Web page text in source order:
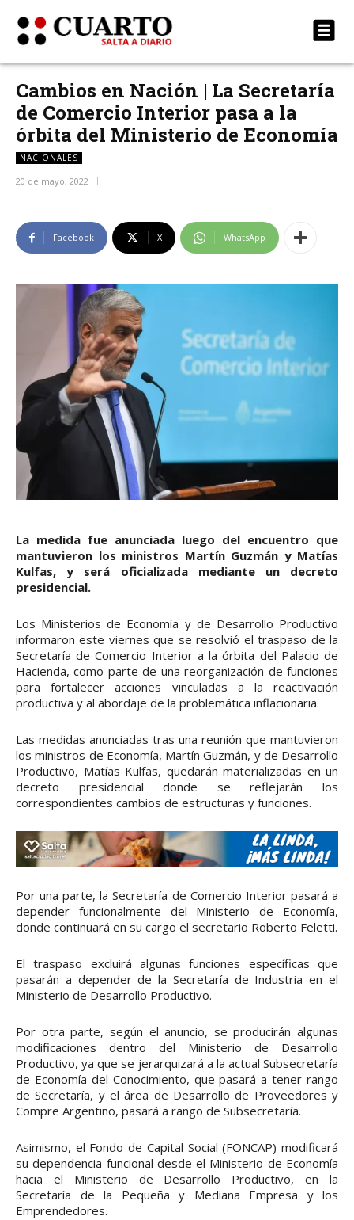
Cambios en Nación | La Secretaría
de Comercio Interior pasa a la
órbita del Ministerio de Economía
NACIONALES
20 de mayo, 2022
Facebook X WhatsApp
La medida fue anunciada luego del encuentro que
mantuvieron los ministros Martín Guzmán y Matías
Kulfas, y será oficializada mediante un decreto
presidencial.
Los Ministerios de Economía y de Desarrollo Productivo
informaron este viernes que se resolvió el traspaso de la
Secretaría de Comercio Interior a la órbita del Palacio de
Hacienda, como parte de una reorganización de funciones
para fortalecer acciones vinculadas a la reactivación
productiva y al abordaje de la problemática inflacionaria.
Las medidas anunciadas tras una reunión que mantuvieron
los ministros de Economía, Martín Guzmán, y de Desarrollo
Productivo, Matías Kulfas, quedarán materializadas en un
decreto presidencial donde se reflejarán los
correspondientes cambios de estructuras y funciones.
Por una parte, la Secretaría de Comercio Interior pasará a
depender funcionalmente del Ministerio de Economía,
donde continuará en su cargo el secretario Roberto Feletti.
El traspaso excluirá algunas funciones específicas que
pasarán a depender de la Secretaría de Industria en el
Ministerio de Desarrollo Productivo.
Por otra parte, según el anuncio, se producirán algunas
modificaciones dentro del Ministerio de Desarrollo
Productivo, ya que se jerarquizará a la actual Subsecretaría
de Economía del Conocimiento, que pasará a tener rango
de Secretaría, y el área de Desarrollo de Proveedores y
Compre Argentino, pasará a rango de Subsecretaría.
Asimismo, el Fondo de Capital Social (FONCAP) modificará
su dependencia funcional desde el Ministerio de Economía
hacia el Ministerio de Desarrollo Productivo, en la
Secretaría de la Pequeña y Mediana Empresa y los
Emprendedores.